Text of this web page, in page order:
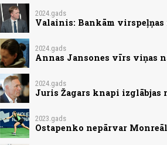
2024.gads
Valainis: Bankām
2024.gads
Annas Jansones vīrs viņas
2024.gads
Juris Žagars knapi izglābjas
2023.gads
Ostapenko nepārvar